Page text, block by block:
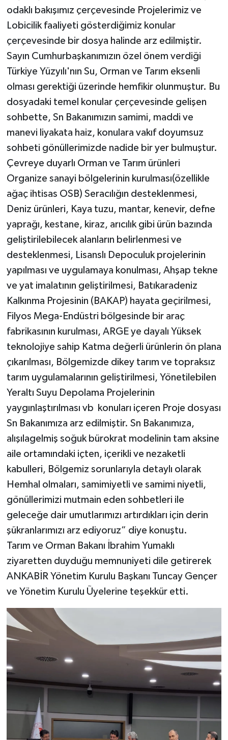
odaklı bakışımız çerçevesinde Projelerimiz ve
Lobicilik faaliyeti gösterdiğimiz konular
çerçevesinde bir dosya halinde arz edilmiştir.
Sayın Cumhurbaşkanımızın özel önem verdiği
Türkiye Yüzyılı'nın Su, Orman ve Tarım eksenli
olması gerektiği üzerinde hemfikir olunmuştur. Bu
dosyadaki temel konular çerçevesinde gelişen
sohbette, Sn Bakanımızın samimi, maddi ve
manevi liyakata haiz, konulara vakıf doyumsuz
sohbeti gönüllerimizde nadide bir yer bulmuştur.
Çevreye duyarlı Orman ve Tarım ürünleri
Organize sanayi bölgelerinin kurulması(özellikle
ağaç ihtisas OSB) Seracılığın desteklenmesi,
Deniz ürünleri, Kaya tuzu, mantar, kenevir, defne
yaprağı, kestane, kiraz, arıcılık gibi ürün bazında
geliştirilebilecek alanların belirlenmesi ve
desteklenmesi, Lisanslı Depoculuk projelerinin
yapılması ve uygulamaya konulması, Ahşap tekne
ve yat imalatının geliştirilmesi, Batıkaradeniz
Kalkınma Projesinin (BAKAP) hayata geçirilmesi,
Filyos Mega-Endüstri bölgesinde bir araç
fabrikasının kurulması, ARGE ye dayalı Yüksek
teknolojiye sahip Katma değerli ürünlerin ön plana
çıkarılması, Bölgemizde dikey tarım ve topraksız
tarım uygulamalarının geliştirilmesi, Yönetilebilen
Yeraltı Suyu Depolama Projelerinin
yaygınlaştırılması vb konuları içeren Proje dosyası
Sn Bakanımıza arz edilmiştir. Sn Bakanımıza,
alışılagelmiş soğuk bürokrat modelinin tam aksine
aile ortamındaki içten, içerikli ve nezaketli
kabulleri, Bölgemiz sorunlarıyla detaylı olarak
Hemhal olmaları, samimiyetli ve samimi niyetli,
gönüllerimizi mutmain eden sohbetleri ile
geleceğe dair umutlarımızı artırdıkları için derin
şükranlarımızı arz ediyoruz” diye konuştu.
Tarım ve Orman Bakanı İbrahim Yumaklı
ziyaretten duyduğu memnuniyeti dile getirerek
ANKABİR Yönetim Kurulu Başkanı Tuncay Gençer
ve Yönetim Kurulu Üyelerine teşekkür etti.